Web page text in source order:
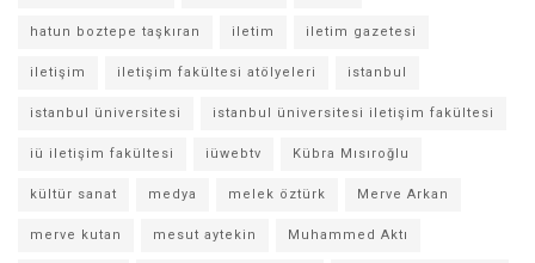
hatun boztepe taşkıran iletim iletim gazetesi
iletişim iletişim fakültesi atölyeleri istanbul
istanbul üniversitesi istanbul üniversitesi iletişim fakültesi
iü iletişim fakültesi iüwebtv Kübra Mısıroğlu
kültür sanat medya melek öztürk Merve Arkan
merve kutan mesut aytekin Muhammed Aktı